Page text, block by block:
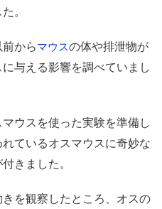
。
からマウスの体や排泄物が
与える影響を調べていまし
ウスを使った実験を準備し
ているオスマウスに奇妙な
きました。
を観察したところ、オスの